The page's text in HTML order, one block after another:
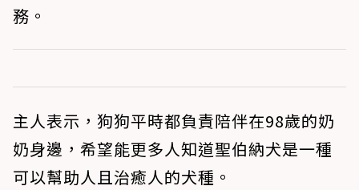
務。
主人表示，狗狗平時都負責陪伴在98歲的奶
奶身邊，希望能更多人知道聖伯納犬是一種
可以幫助人且治癒人的犬種。